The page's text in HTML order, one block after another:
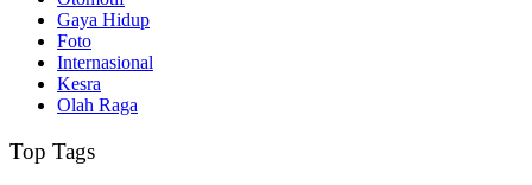
Gaya Hidup
Foto
Internasional
Kesra
Olah Raga
Top Tags